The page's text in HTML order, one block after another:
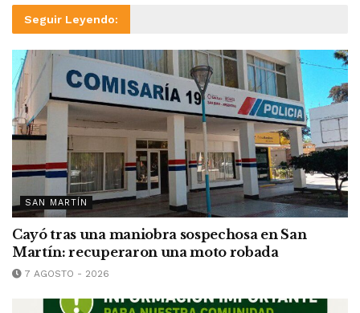
Seguir Leyendo:
SAN MARTÍN
Cayó tras una maniobra sospechosa en San
Martín: recuperaron una moto robada
7 AGOSTO - 2026